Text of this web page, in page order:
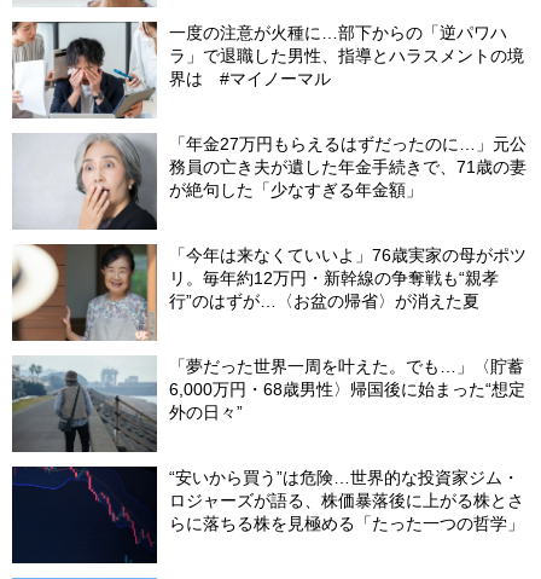
一度の注意が火種に…部下からの「逆パワハ
ラ」で退職した男性、指導とハラスメントの境
界は #マイノーマル
「年金27万円もらえるはずだったのに…」元公
務員の亡き夫が遺した年金手続きで、71歳の妻
が絶句した「少なすぎる年金額」
「今年は来なくていいよ」76歳実家の母がポツ
リ。毎年約12万円・新幹線の争奪戦も“親孝
行”のはずが…〈お盆の帰省〉が消えた夏
「夢だった世界一周を叶えた。でも…」〈貯蓄
6,000万円・68歳男性〉帰国後に始まった“想定
外の日々”
“安いから買う”は危険…世界的な投資家ジム・
ロジャーズが語る、株価暴落後に上がる株とさ
らに落ちる株を見極める「たった一つの哲学」